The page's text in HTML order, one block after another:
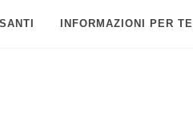
INFORMAZIONI PER TE